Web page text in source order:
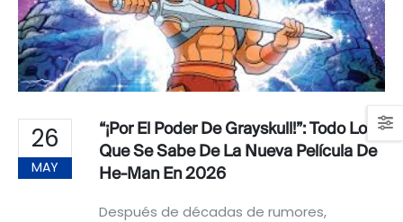
26
MAY
“¡Por El Poder De Grayskull!”: Todo Lo
Que Se Sabe De La Nueva Película De
He-Man En 2026
Después de décadas de rumores,